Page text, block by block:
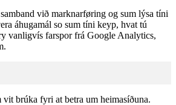
við marknarføring og sum lýsa tíni
áhugamál so sum tíni keyp, hvat tú
vanligvís farspor frá Google Analytics,
brúka fyri at betra um heimasíðuna.